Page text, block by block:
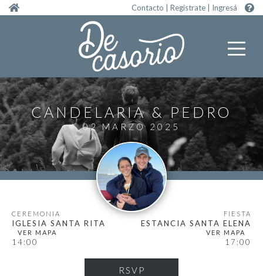
Pasar al contenido principal Contacto Registrate Ingresá
CANDELARIA PEDRO
02 MARZO 2025
CEREMONIA
IGLESIA SANTA RITA
14:00
FIESTA
ESTANCIA SANTA ELENA
17:00
RSVP